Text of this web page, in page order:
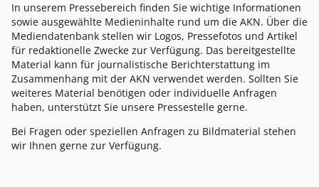
In unserem Pressebereich finden Sie wichtige Informationen
sowie ausgewählte Medieninhalte rund um die AKN. Über die
Mediendatenbank stellen wir Logos, Pressefotos und Artikel
für redaktionelle Zwecke zur Verfügung. Das bereitgestellte
Material kann für journalistische Berichterstattung im
Zusammenhang mit der AKN verwendet werden. Sollten Sie
weiteres Material benötigen oder individuelle Anfragen
haben, unterstützt Sie unsere Pressestelle gerne.
Bei Fragen oder speziellen Anfragen zu Bildmaterial stehen
wir Ihnen gerne zur Verfügung.